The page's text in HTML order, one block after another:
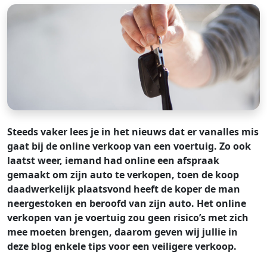
Steeds vaker lees je in het nieuws dat er vanalles mis
gaat bij de online verkoop van een voertuig. Zo ook
laatst weer, iemand had online een afspraak
gemaakt om zijn auto te verkopen, toen de koop
daadwerkelijk plaatsvond heeft de koper de man
neergestoken en beroofd van zijn auto. Het online
verkopen van je voertuig zou geen risico’s met zich
mee moeten brengen, daarom geven wij jullie in
deze blog enkele tips voor een veiligere verkoop.